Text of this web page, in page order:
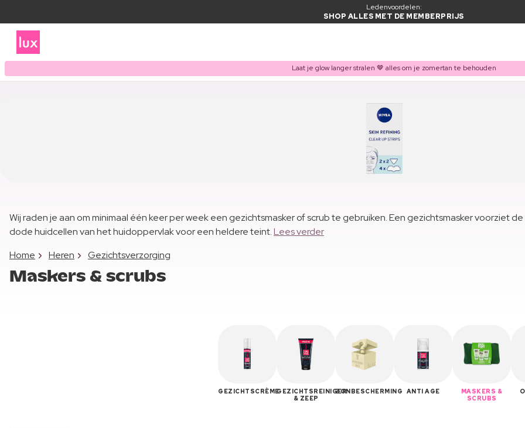
Ledenvoordelen:
SHOP ALLES MET DE MEMBERPRIJS
Laat je glow langer stralen 🤎 alles om je zomertan te behouden
Wij raden je aan om minimaal één keer per week een gezichtsmasker of scrub te gebruiken. Een gezichtsmasker voorziet
dode huidcellen van het huidoppervlak voor een heldere teint.Lees verder
Home
Heren Gezichtsverzorging
Maskers & scrubs
GEZICHTSCRÈMEGEZICHTSREINIGER
& ZEEP
ZONBESCHERMING ANTI AGE
MASKERS &
SCRUBS